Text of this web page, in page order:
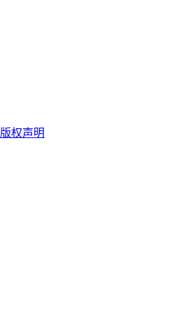
版权声明